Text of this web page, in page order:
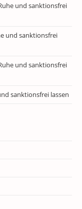
und sanktionsfrei
und sanktionsfrei
und sanktionsfrei
sanktionsfrei lassen